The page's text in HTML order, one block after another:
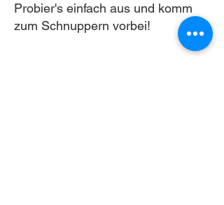
Probier's einfach aus und komm
zum Schnuppern vorbei!